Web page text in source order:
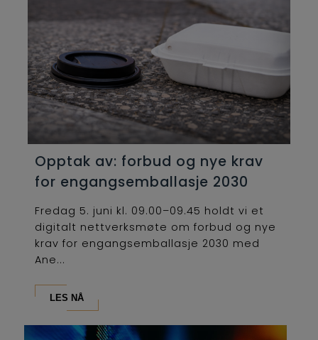
Opptak av: forbud og nye krav
for engangsemballasje 2030
Fredag 5. juni kl. 09.00–09.45 holdt vi et
digitalt nettverksmøte om forbud og nye
krav for engangsemballasje 2030 med
Ane...
LES NÅ